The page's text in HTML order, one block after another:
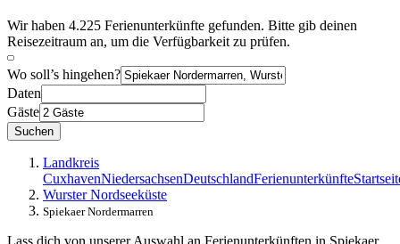
Wir haben 4.225 Ferienunterkünfte gefunden. Bitte gib deinen
Reisezeitraum an, um die Verfügbarkeit zu prüfen.
Wo soll’s hingehen?
Daten
Gäste
Suchen
Landkreis
CuxhavenNiedersachsenDeutschlandFerienunterkünfte
Wurster Nordseeküste
Spiekaer Nordermarren
Lass dich von unserer Auswahl an Ferienunterkünften in Spiekaer